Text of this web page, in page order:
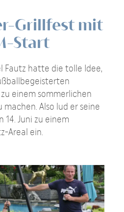
Grillfest mit
Start
Fautz hatte die tolle Idee,
einem sommerlichen
Also lud er seine
14. Juni zu einem
Areal ein.